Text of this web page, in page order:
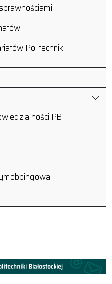
Politechniki
PB